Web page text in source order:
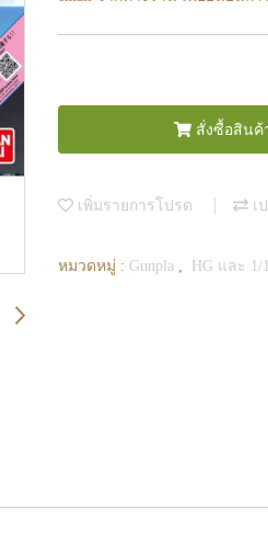
สั่งซื้อสินค้
เพิ่มรายการโปรด เ
หมวดหมู่ : Gunpla HG และ 1/